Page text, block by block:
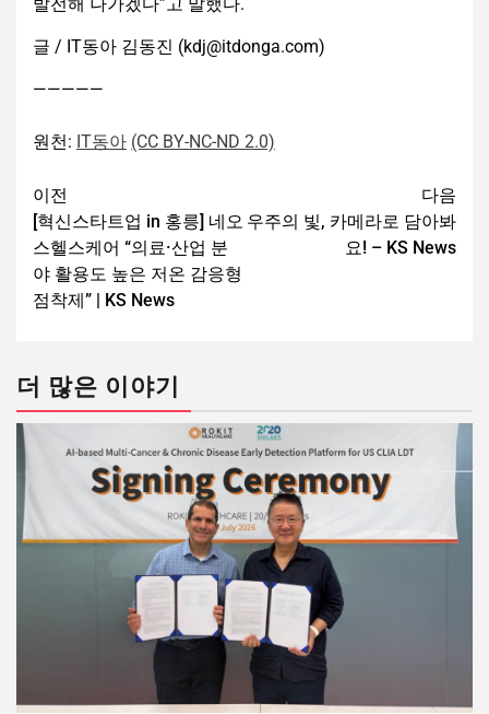
글 / IT동아 김동진 (kdj@itdonga.com)
—————
원천: IT동아 (CC BY-NC-ND 2.0)
이전
[혁신스타트업 in 홍릉] 네오
스헬스케어 “의료·산업 분
야 활용도 높은 저온 감응형
점착제” | KS News
다음
우주의 빛, 카메라로 담아봐
요! – KS News
더 많은 이야기